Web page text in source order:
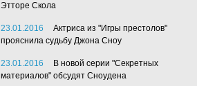
Этторе Скола
23.01.2016
Актриса из "Игры престолов"
прояснила судьбу Джона Сноу
23.01.2016
В новой серии "Секретных
материалов" обсудят Сноудена